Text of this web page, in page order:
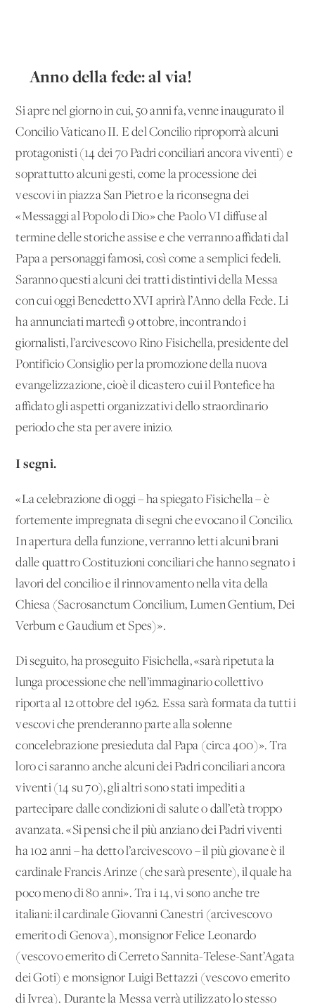
Anno della fede: al via!
Si apre nel giorno in cui, 50 anni fa, venne inaugurato il
Concilio Vaticano II. E del Concilio riproporrà alcuni
protagonisti (14 dei 70 Padri conciliari ancora viventi) e
soprattutto alcuni gesti, come la processione dei
vescovi in piazza San Pietro e la riconsegna dei
«Messaggi al Popolo di Dio» che Paolo VI diffuse al
termine delle storiche assise e che verranno affidati dal
Papa a personaggi famosi, così come a semplici fedeli.
Saranno questi alcuni dei tratti distintivi della Messa
con cui oggi Benedetto XVI aprirà l’Anno della Fede. Li
ha annunciati martedì 9 ottobre, incontrando i
giornalisti, l’arcivescovo Rino Fisichella, presidente del
Pontificio Consiglio per la promozione della nuova
evangelizzazione, cioè il dicastero cui il Pontefice ha
affidato gli aspetti organizzativi dello straordinario
periodo che sta per avere inizio.
I segni.
«La celebrazione di oggi – ha spiegato Fisichella – è
fortemente impregnata di segni che evocano il Concilio.
In apertura della funzione, verranno letti alcuni brani
dalle quattro Costituzioni conciliari che hanno segnato i
lavori del concilio e il rinnovamento nella vita della
Chiesa (Sacrosanctum Concilium, Lumen Gentium, Dei
Verbum e Gaudium et Spes)».
Di seguito, ha proseguito Fisichella, «sarà ripetuta la
lunga processione che nell’immaginario collettivo
riporta al 12 ottobre del 1962. Essa sarà formata da tutti i
vescovi che prenderanno parte alla solenne
concelebrazione presieduta dal Papa (circa 400)». Tra
loro ci saranno anche alcuni dei Padri conciliari ancora
viventi (14 su 70), gli altri sono stati impediti a
partecipare dalle condizioni di salute o dall’età troppo
avanzata. «Si pensi che il più anziano dei Padri viventi
ha 102 anni – ha detto l’arcivescovo – il più giovane è il
cardinale Francis Arinze (che sarà presente), il quale ha
poco meno di 80 anni». Tra i 14, vi sono anche tre
italiani: il cardinale Giovanni Canestri (arcivescovo
emerito di Genova), monsignor Felice Leonardo
(vescovo emerito di Cerreto Sannita-Telese-Sant’Agata
dei Goti) e monsignor Luigi Bettazzi (vescovo emerito
di Ivrea). Durante la Messa verrà utilizzato lo stesso